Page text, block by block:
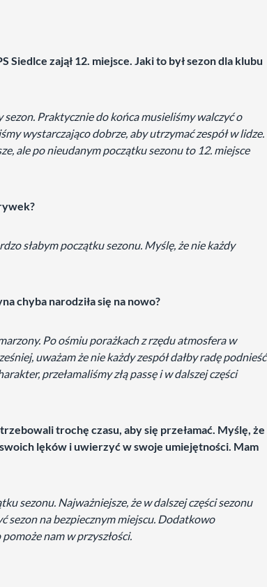
Siedlce zajął 12. miejsce. Jaki to był sezon dla klubu
sezon. Praktycznie do końca musieliśmy walczyć o
wystarczająco dobrze, aby utrzymać zespół w lidze.
ale po nieudanym początku sezonu to 12. miejsce
słabym początku sezonu. Myślę, że nie każdy
chyba narodziła się na nowo?
Po ośmiu porażkach z rzędu atmosfera w
uważam że nie każdy zespół dałby radę podnieść
przełamaliśmy złą passę i w dalszej części
trochę czasu, aby się przełamać. Myślę, że
lęków i uwierzyć w swoje umiejętności. Mam
sezonu. Najważniejsze, że w dalszej części sezonu
sezon na bezpiecznym miejscu. Dodatkowo
nam w przyszłości.